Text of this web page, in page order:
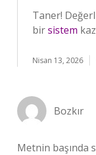
Taner!
birsistem
Nisan 13, 2026
Bozkır
Metnin başında